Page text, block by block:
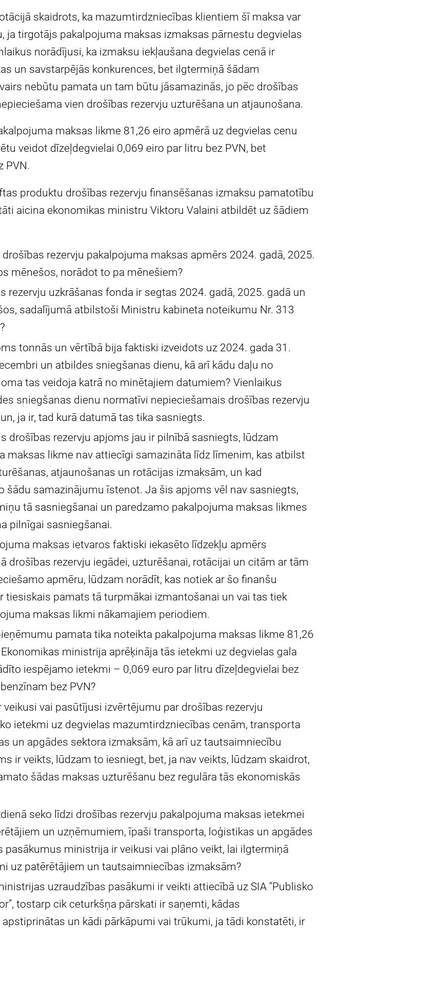
skaidrots, ka mazumtirdzniecības klientiem šī maksa var
ja tirgotājs pakalpojuma maksas izmaksas pārnestu degvielas
norādījusi, ka izmaksu iekļaušana degvielas cenā ir
un savstarpējās konkurences, bet ilgtermiņā šādam
nebūtu pamata un tam būtu jāsamazinās, jo pēc drošības
vien drošības rezervju uzturēšana un atjaunošana.
maksas likme 81,26 eiro apmērā uz degvielas cenu
veidot dīzeļdegvielai 0,069 eiro par litru bez PVN, bet
PVN.
produktu drošības rezervju finansēšanas izmaksu pamatotību
aicina ekonomikas ministru Viktoru Valaini atbildēt uz šādiem
rezervju pakalpojuma maksas apmērs 2024. gadā, 2025.
mēnešos, norādot to pa mēnešiem?
rezervju uzkrāšanas fonda ir segtas 2024. gadā, 2025. gadā un
sadalījumā atbilstoši Ministru kabineta noteikumu Nr. 313
tonnās un vērtībā bija faktiski izveidots uz 2024. gada 31.
un atbildes sniegšanas dienu, kā arī kādu daļu no
tas veidoja katrā no minētajiem datumiem? Vienlaikus
sniegšanas dienu normatīvi nepieciešamais drošības rezervju
ja ir, tad kurā datumā tas tika sasniegts.
drošības rezervju apjoms jau ir pilnībā sasniegts, lūdzam
maksas likme nav attiecīgi samazināta līdz līmenim, kas atbilst
atjaunošanas un rotācijas izmaksām, un kad
šādu samazinājumu īstenot. Ja šis apjoms vēl nav sasniegts,
tā sasniegšanai un paredzamo pakalpojuma maksas likmes
pilnīgai sasniegšanai.
maksas ietvaros faktiski iekasēto līdzekļu apmērs
drošības rezervju iegādei, uzturēšanai, rotācijai un citām ar tām
apmēru, lūdzam norādīt, kas notiek ar šo finanšu
tiesiskais pamats tā turpmākai izmantošanai un vai tas tiek
maksas likmi nākamajiem periodiem.
pamata tika noteikta pakalpojuma maksas likme 81,26
ministrija aprēķināja tās ietekmi uz degvielas gala
iespējamo ietekmi – 0,069 euro par litru dīzeļdegvielai bez
bez PVN?
vai pasūtījusi izvērtējumu par drošības rezervju
ietekmi uz degvielas mazumtirdzniecības cenām, transporta
un apgādes sektora izmaksām, kā arī uz tautsaimniecību
ir veikts, lūdzam to iesniegt, bet, ja nav veikts, lūdzam skaidrot,
šādas maksas uzturēšanu bez regulāra tās ekonomiskās
seko līdzi drošības rezervju pakalpojuma maksas ietekmei
un uzņēmumiem, īpaši transporta, loģistikas un apgādes
pasākumus ministrija ir veikusi vai plāno veikt, lai ilgtermiņā
uz patērētājiem un tautsaimniecības izmaksām?
uzraudzības pasākumi ir veikti attiecībā uz SIA “Publisko
tostarp cik ceturkšņa pārskati ir saņemti, kādas
un kādi pārkāpumi vai trūkumi, ja tādi konstatēti, ir